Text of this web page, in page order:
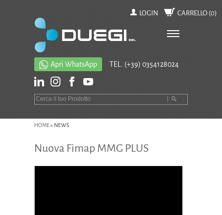
LOGIN CARRELLO (0)
Apri WhatsApp TEL. (+39) 0354128024
HOME» NEWS
Nuova Fimap MMG PLUS